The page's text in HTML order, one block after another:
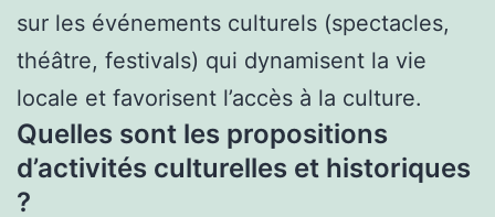
sur les événements culturels (spectacles,
théâtre, festivals) qui dynamisent la vie
locale et favorisent l’accès à la culture.
Quelles sont les propositions
d’activités culturelles et historiques
?